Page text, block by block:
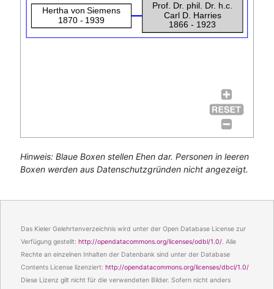
Prof. Dr. phil. Dr. h.c.
Carl D. Harries
1866 - 1923
Hertha von Siemens
1870 - 1939
Hinweis: Blaue Boxen stellen Ehen dar. Personen in leeren
Boxen werden aus Datenschutzgründen nicht angezeigt.
Das Kieler Gelehrtenverzeichnis wird unter der Open Database License zur
Verfügung gestellt: http://opendatacommons.org/licenses/odbl/1.0/. Alle
Rechte an einzelnen Inhalten der Datenbank sind unter der Database
Contents License lizenziert: http://opendatacommons.org/licenses/dbcl/1.0/
Diese Lizenz gilt nicht für die verwendeten Bilder. Sofern nicht anders